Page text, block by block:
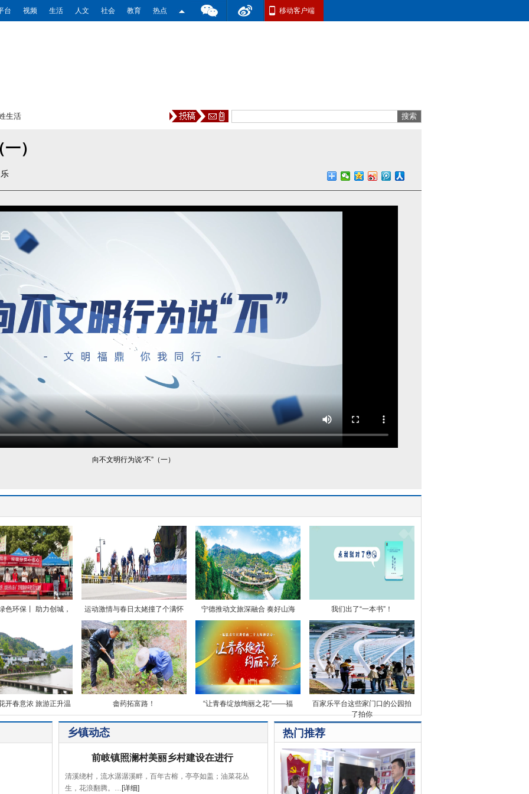
台 视频 生活 人文 社会 教育 热点 移动客户端
生活
）
向不文明行为说“不”（一）
色环保丨 助力创城， 运动激情与春日太姥撞了个满怀 宁德推动文旅深融合 奏好山海 我们出了“一本书”！
开春意浓 旅游正升温 畲药拓富路！ “让青春绽放绚丽之花”——福
百家乐平台这些家门口的公园拍
了拍你
乡镇动态
前岐镇照澜村美丽乡村建设在进行
清溪绕村，流水潺潺溪畔，百年古榕，亭亭如盖；油菜花丛
生，花浪翻腾。… [详细]
热门推荐